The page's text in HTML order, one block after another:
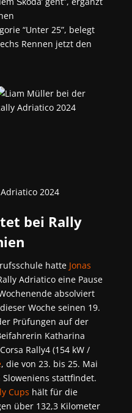
“Unter 25”, belegt
Rennen jetzt den
bei Rally
hatteJonas
Adriatico eine Pause
absolviert
Woche seinen 19.
Prüfungen auf der
Katharina
Rally4 (154 kW /
, die von 23. bis 25. Mai
stattfindet.
Cups hält für die
über 132,3 Kilometer